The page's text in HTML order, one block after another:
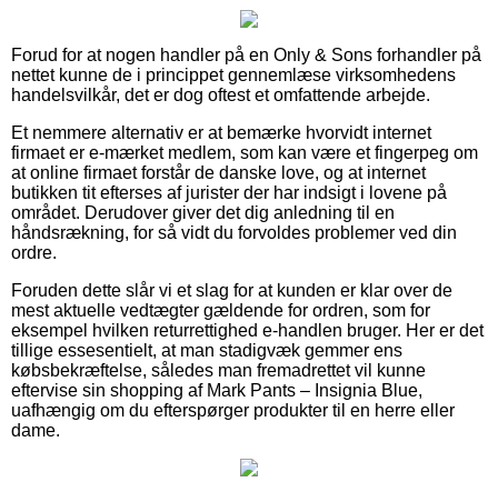
Forud for at nogen handler på en Only & Sons forhandler på
nettet kunne de i princippet gennemlæse virksomhedens
handelsvilkår, det er dog oftest et omfattende arbejde.
Et nemmere alternativ er at bemærke hvorvidt internet
firmaet er e-mærket medlem, som kan være et fingerpeg om
at online firmaet forstår de danske love, og at internet
butikken tit efterses af jurister der har indsigt i lovene på
området. Derudover giver det dig anledning til en
håndsrækning, for så vidt du forvoldes problemer ved din
ordre.
Foruden dette slår vi et slag for at kunden er klar over de
mest aktuelle vedtægter gældende for ordren, som for
eksempel hvilken returrettighed e-handlen bruger. Her er det
tillige essesentielt, at man stadigvæk gemmer ens
købsbekræftelse, således man fremadrettet vil kunne
eftervise sin shopping af Mark Pants – Insignia Blue,
uafhængig om du efterspørger produkter til en herre eller
dame.